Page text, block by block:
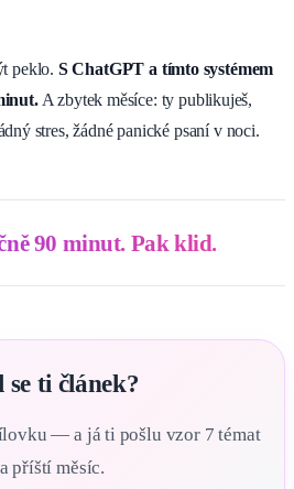
peklo. S ChatGPT a tímto systémem
A zbytek měsíce: ty publikuješ,
stres, žádné panické psaní v noci.
90 minut. Pak klid.
ti článek?
— a já ti pošlu vzor 7 témat
příští měsíc.